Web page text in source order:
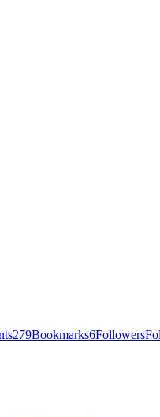
279Bookmarks6Followers